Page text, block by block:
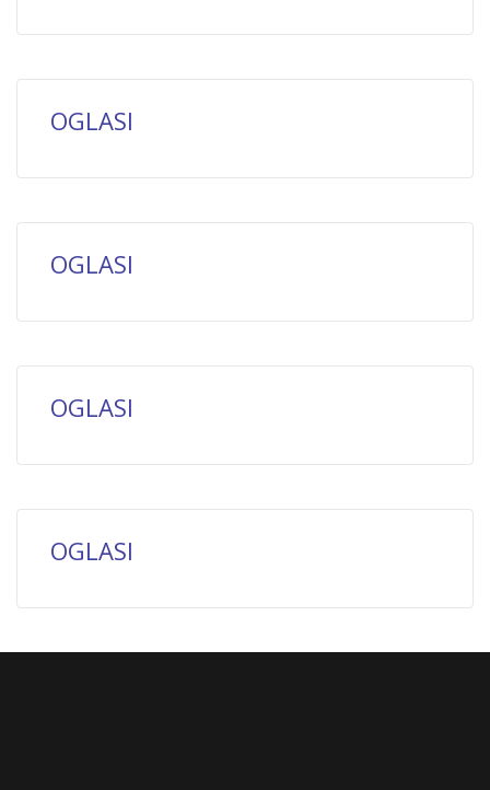
OGLASI
OGLASI
OGLASI
OGLASI